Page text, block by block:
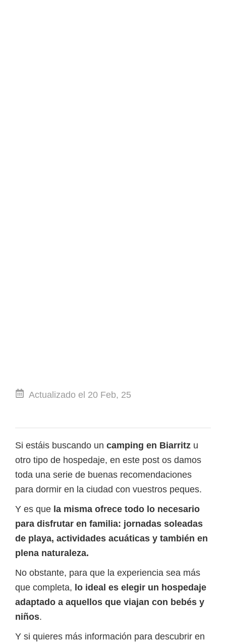
Actualizado el 20 Feb, 25
Si estáis buscando un camping en Biarritz u
otro tipo de hospedaje, en este post os damos
toda una serie de buenas recomendaciones
para dormir en la ciudad con vuestros peques.
Y es que la misma ofrece todo lo necesario
para disfrutar en familia: jornadas soleadas
de playa, actividades acuáticas y también en
plena naturaleza.
No obstante, para que la experiencia sea más
que completa, lo ideal es elegir un hospedaje
adaptado a aquellos que viajan con bebés y
niños.
Y si quieres más información para descubrir en